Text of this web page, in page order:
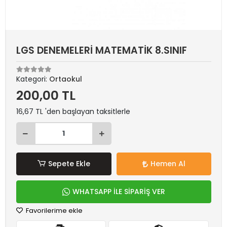
LGS DENEMELERİ MATEMATİK 8.SINIF
Kategori: Ortaokul
200,00 TL
16,67 TL 'den başlayan taksitlerle
Sepete Ekle Hemen Al
WHATSAPP İLE SİPARİŞ VER
Favorilerime ekle